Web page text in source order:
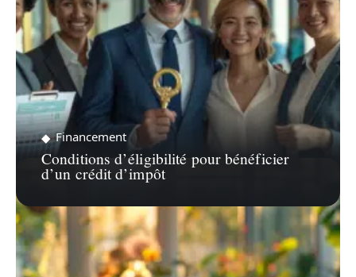
Financement
Conditions d’éligibilité pour bénéficier
d’un crédit d’impôt